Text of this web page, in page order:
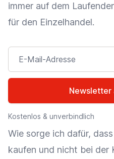
immer auf dem
für den Einzelhandel.
E-Mail-Adresse
Newsletter
Kostenlos & unverbindlich
Wie sorge ich dafür,
kaufen und nicht bei der